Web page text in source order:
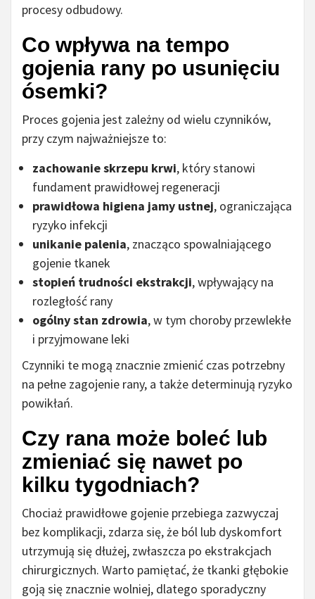
procesy odbudowy.
Co wpływa na tempo
gojenia rany po usunięciu
ósemki?
Proces gojenia jest zależny od wielu czynników,
przy czym najważniejsze to:
zachowanie skrzepu krwi, który stanowi
fundament prawidłowej regeneracji
prawidłowa higiena jamy ustnej, ograniczająca
ryzyko infekcji
unikanie palenia, znacząco spowalniającego
gojenie tkanek
stopień trudności ekstrakcji, wpływający na
rozległość rany
ogólny stan zdrowia, w tym choroby przewlekłe
i przyjmowane leki
Czynniki te mogą znacznie zmienić czas potrzebny
na pełne zagojenie rany, a także determinują ryzyko
powikłań.
Czy rana może boleć lub
zmieniać się nawet po
kilku tygodniach?
Chociaż prawidłowe gojenie przebiega zazwyczaj
bez komplikacji, zdarza się, że ból lub dyskomfort
utrzymują się dłużej, zwłaszcza po ekstrakcjach
chirurgicznych. Warto pamiętać, że tkanki głębokie
goją się znacznie wolniej, dlatego sporadyczny